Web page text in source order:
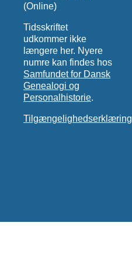
(Online)
Tidsskriftet
udkommer ikke
længere her. Nyere
numre kan findes hos
Samfundet for Dansk
Genealogi og
Personalhistorie.
Tilgængelighedserklæring